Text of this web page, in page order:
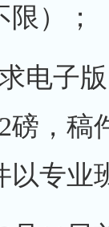
）；
子版
磅，
以专业